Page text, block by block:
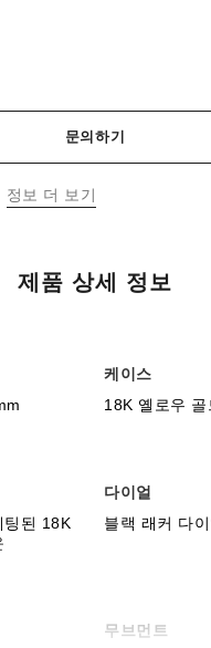
문의하기
정보 더 보기
제품 상세 정보
케이스
18K 옐로우 골
팅된 18K
다이얼
블랙 래커 다이
무브먼트